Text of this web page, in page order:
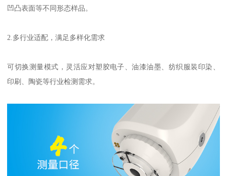
凹凸表面等不同形态样品。
2.多行业适配，满足多样化需求
可切换测量模式，灵活应对塑胶电子、油漆油墨、纺织服装印染、
印刷、陶瓷等行业检测需求。